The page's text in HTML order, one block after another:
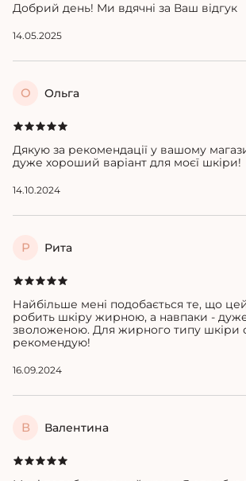
Добрий день! Ми вдячні за Ваш відгук
14.05.2025
О Ольга
Дякую за рекомендації у вашому
дуже хороший варіант для моєї шкіри!
14.10.2024
Р Рита
Найбільше мені подобається те, що
робить шкіру жирною, а навпаки -
зволоженою. Для жирного типу шкіри
рекомендую!
16.09.2024
В Валентина